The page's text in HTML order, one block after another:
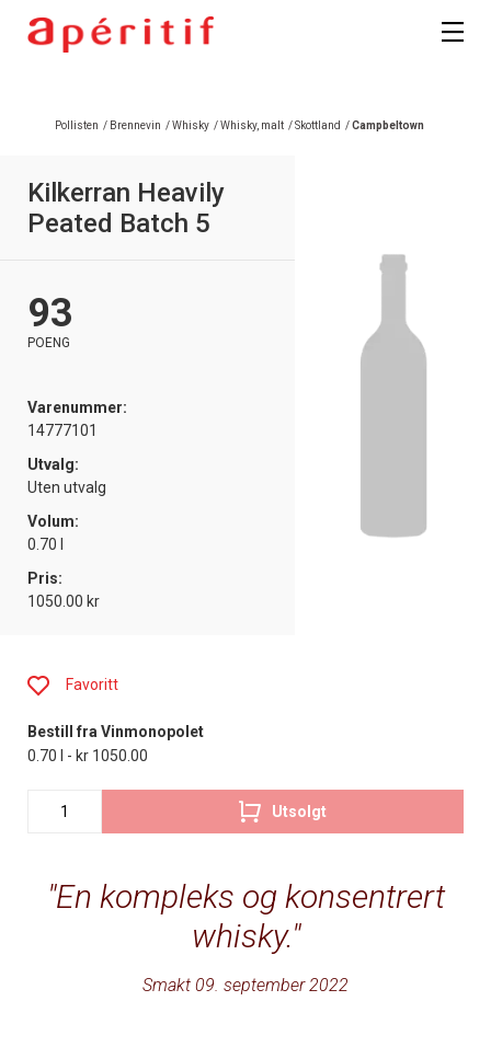
Pollisten / Brennevin /Whisky /Whisky, malt /Skottland /Campbeltown
Kilkerran Heavily
Peated Batch 5
93
POENG
Varenummer:
14777101
Utvalg:
Uten utvalg
Volum:
0.70 l
Pris:
1050.00 kr
En kompleks og konsentrert
whisky.
Smakt 09. september 2022
Favoritt
Bestill fra Vinmonopolet
0.70 l - kr 1050.00
Utsolgt